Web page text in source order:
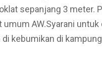
sepanjang 3 meter.
AW.Syarani untuk
kebumikan di kampung